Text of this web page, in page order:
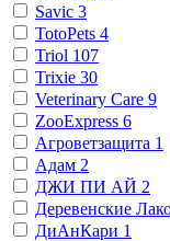
Savic 3
TotoPets 4
Triol 107
Trixie 30
Veterinary Сare 9
ZooExpress 6
Агроветзащита 1
Адам 2
ДЖИ ПИ АЙ 2
Деревенские
ДиАнКари 1